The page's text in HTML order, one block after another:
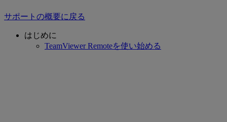
サポートの概要に戻る
はじめに
TeamViewer Remoteを使い始める